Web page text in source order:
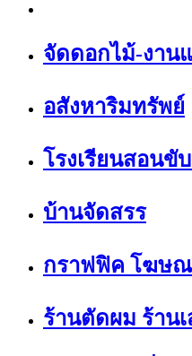
จัดดอกไม้-งาน
อสังหาริมทรัพย์
โรงเรียนสอนขั
บ้านจัดสรร
กราฟฟิค โฆษ
ร้านตัดผม ร้าน